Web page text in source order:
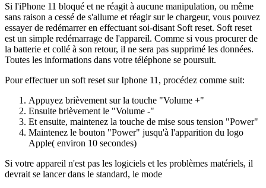
Si l'iPhone 11 bloqué et ne réagit à aucune manipulation, ou même
sans raison a cessé de s'allume et réagir sur le chargeur, vous pouvez
essayer de redémarrer en effectuant soi-disant Soft reset. Soft reset
est un simple redémarrage de l'appareil. Comme si vous procurer de
la batterie et collé à son retour, il ne sera pas supprimé les données.
Toutes les informations dans votre téléphone se poursuit.
Pour effectuer un soft reset sur Iphone 11, procédez comme suit:
Appuyez brièvement sur la touche "Volume +"
Ensuite brièvement le "Volume -"
Et ensuite, maintenez la touche de mise sous tension "Power"
Maintenez le bouton "Power" jusqu'à l'apparition du logo
Apple( environ 10 secondes)
Si votre appareil n'est pas les logiciels et les problèmes matériels, il
devrait se lancer dans le standard, le mode